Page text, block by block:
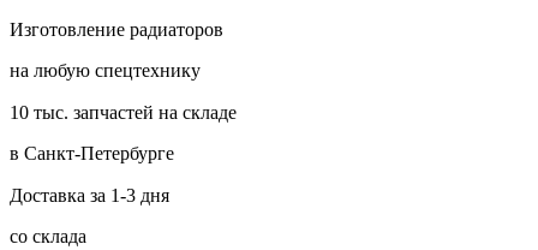
Изготовление радиаторов
на любую спецтехнику
10 тыс. запчастей на складе
в Санкт-Петербурге
Доставка за 1-3 дня
со склада